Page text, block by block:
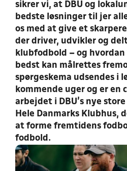
sikrer vi, at DBU og
bedste løsninger til jer
os med at give et
der driver, udvikler og
klubfodbold – og
bedst kan målrettes
spørgeskema udsendes i
kommende uger og er en
arbejdet i DBU’s nye
Hele Danmarks Klubhus,
at forme fremtidens
fodbold.